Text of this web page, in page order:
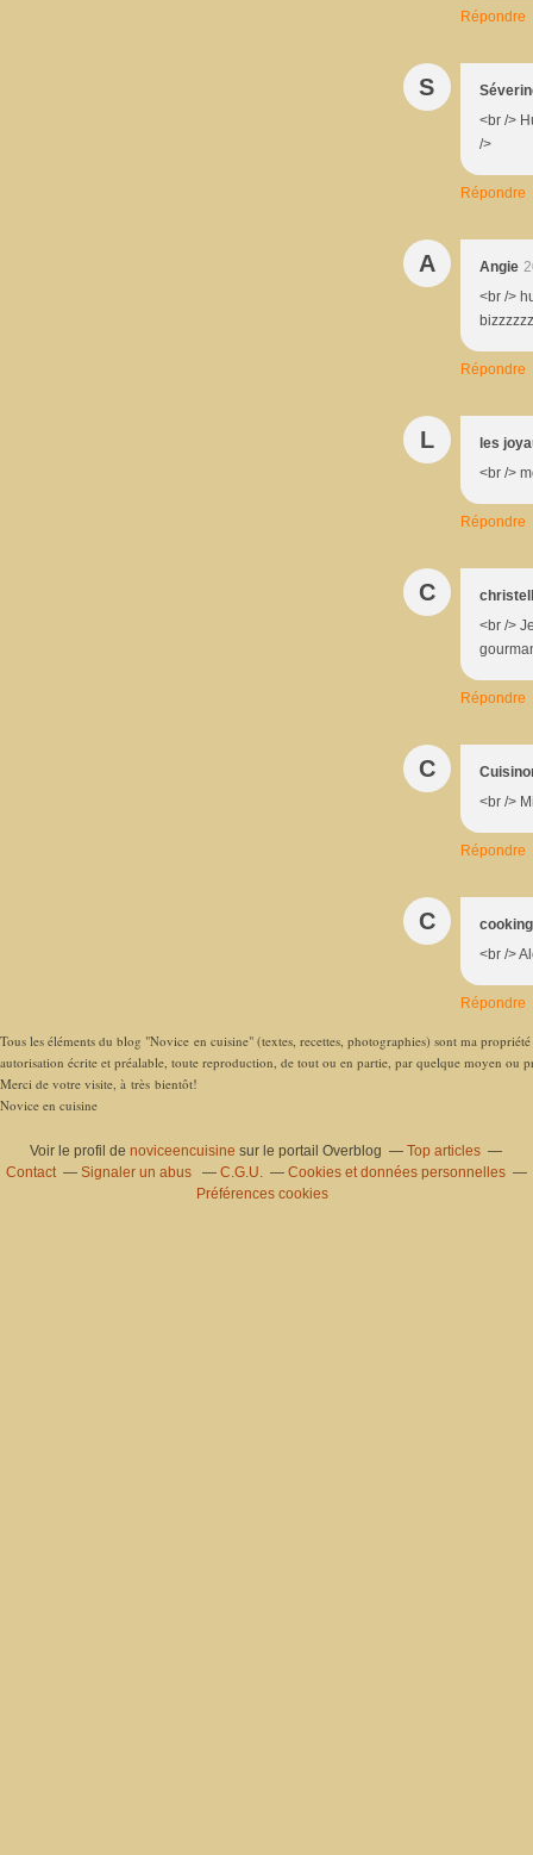
Répondre
S
<br />
/>
Répondre
A Angie
<br />
Répondre
L
les
<br />
Répondre
C
<br />
Répondre
C
<br />
Répondre
C
<br />
Répondre
Tous les éléments du blog "Novice en cuisine" (textes, recettes, photographies) sont ma
autorisation écrite et préalable, toute reproduction, de tout ou en partie, par quelque moyen ou
Merci de votre visite, à très bientôt!
Novice en cuisine
Voir le profil denoviceencuisine sur le portail Overblog
Top articles
Contact
Signaler un abus C.G.U.
Cookies et données personnelles
Préférences cookies